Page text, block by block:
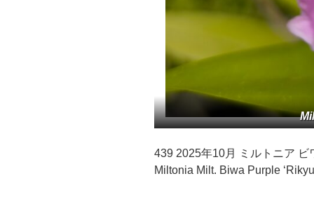
439 2025年10月 ミルトニア ビ
Miltonia Milt. Biwa Purple